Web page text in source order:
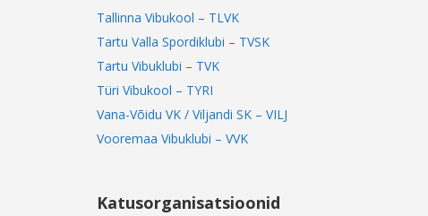
Tallinna Vibukool – TLVK
Tartu Valla Spordiklubi – TVSK
Tartu Vibuklubi – TVK
Türi Vibukool – TYRI
Vana-Võidu VK / Viljandi SK – VILJ
Vooremaa Vibuklubi – VVK
Katusorganisatsioonid